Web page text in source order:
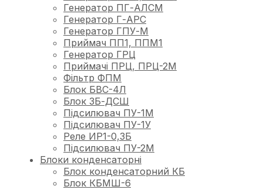
Генератор ПГ-АЛСМ
Генератор Г-АРС
Генератор ГПУ-М
Приймач ПП1, ППМ1
Генератор ГРЦ
Приймачі ПРЦ, ПРЦ-2М
Фільтр ФПМ
Блок БВС-4Л
Блок ЗБ-ДСШ
Підсилювач ПУ-1М
Підсилювач ПУ-1У
Реле ИР1-0,3Б
Підсилювач ПУ-2М
Блоки конденсаторні
Блок конденсаторний КБ
Блок КБМШ-6